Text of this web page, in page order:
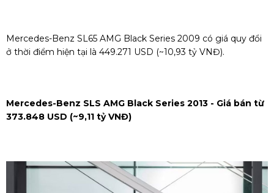
Mercedes-Benz SL65 AMG Black Series 2009 có giá quy đổi
ở thời điểm hiện tại là 449.271 USD (~10,93 tỷ VNĐ).
Mercedes-Benz SLS AMG Black Series 2013 - Giá bán từ
373.848 USD (~9,11 tỷ VNĐ)